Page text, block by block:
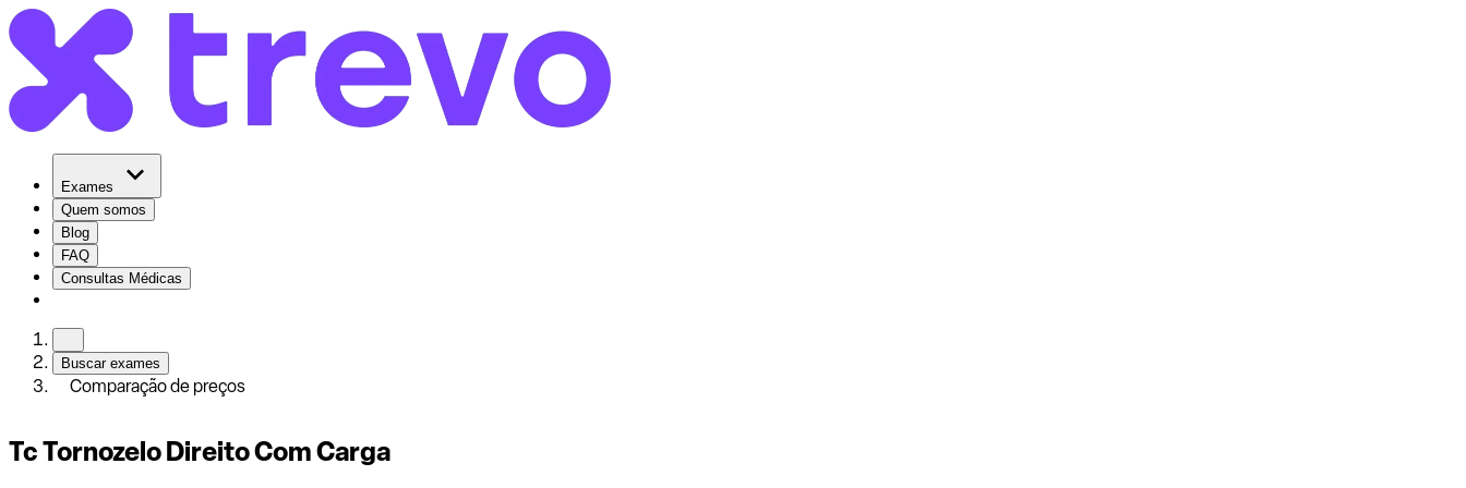
Exames
Quem somos
Blog
FAQ
Consultas Médicas
Buscar exames
Comparação de preços
Tc Tornozelo Direito Com Carga